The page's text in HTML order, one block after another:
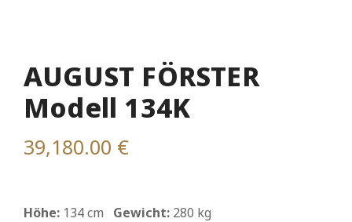
AUGUST FÖRSTER
Modell 134K
39,180.00 €
Höhe: 134 cm Gewicht: 280 kg